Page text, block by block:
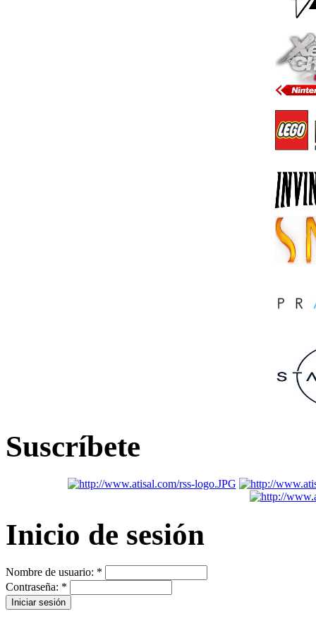
Suscríbete
Inicio de sesión
Nombre de usuario: *
Contraseña: *